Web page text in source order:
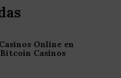
Online en
Casinos